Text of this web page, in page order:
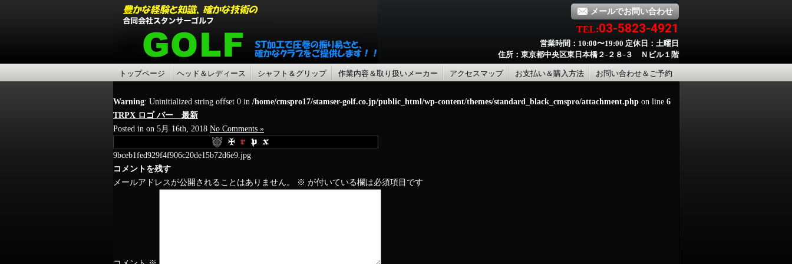
メールでお問い合わせ
TEL:03-5823-4921
営業時間：10:00〜19:00 定休日：土曜日
住所：東京都中央区東日本橋２-２８-３ Ｎビル１階
トップページ ヘッド＆レディース シャフト＆グリップ 作業内容＆取り扱いメーカー アクセスマップ お支払い＆購入方法 お問い合わせ＆ご予約
Warning: Uninitialized string offset 0 in /home/cmspro17/stamser-golf.co.jp/public_html/wp-content/themes/standard_black_cmspro/attachment.php on line 6
TRPX ロゴ バー 最新
Posted in on 5月 16th, 2018 No Comments »
9bceb1fed929f4f906c20de15b72d6e9.jpg
コメントを残す
メールアドレスが公開されることはありません。
※ が付いている欄は必須項目です